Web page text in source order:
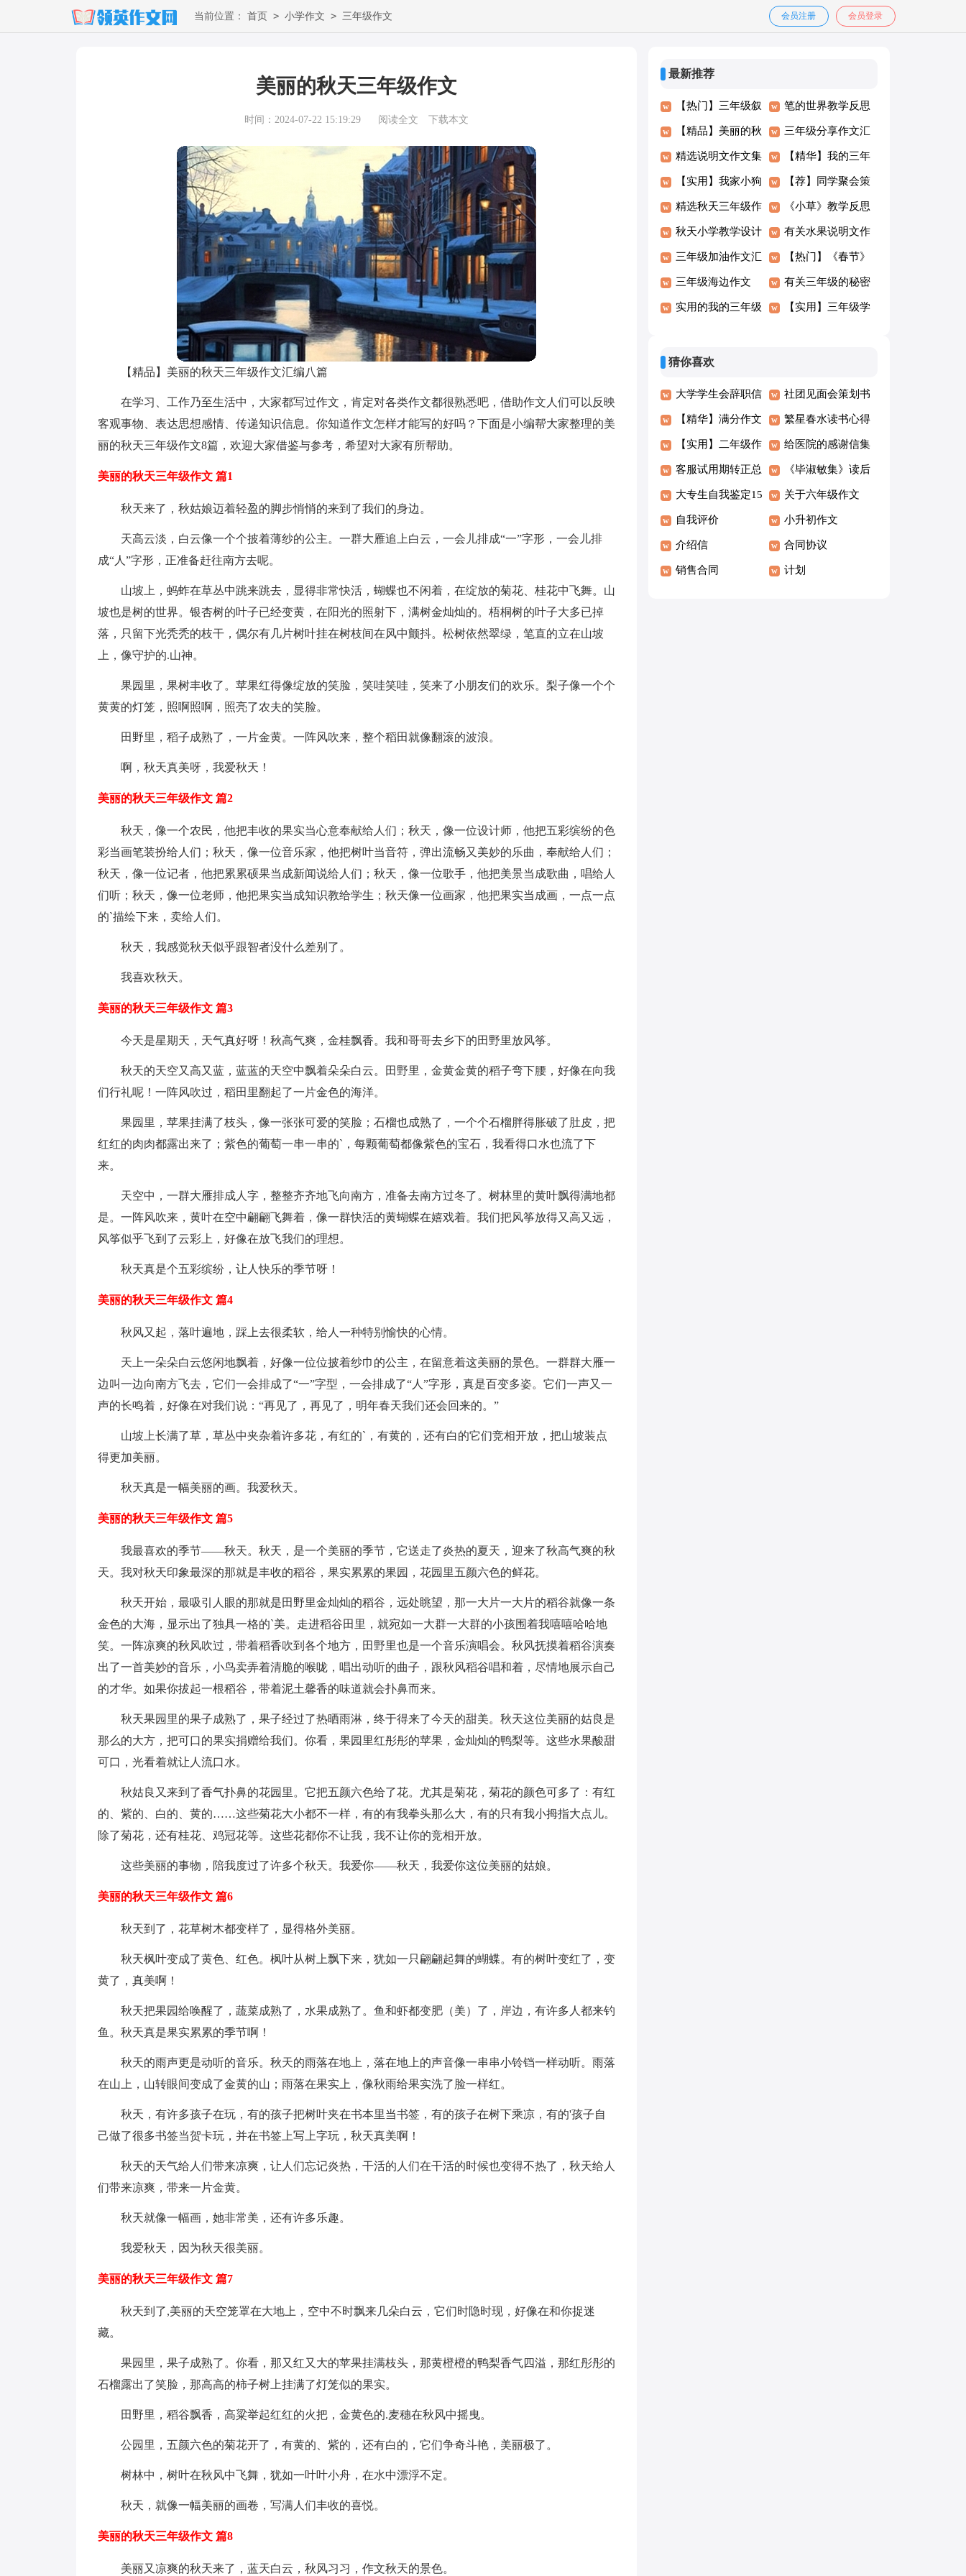
当前位置： 首页 > 小学作文 > 三年级作文 会员登录
会员注册
美丽的秋天三年级作文
时间：2024-07-22 15:19:29 阅读全文 下载本文
【精品】美丽的秋天三年级作文汇编八篇
在学习、工作乃至生活中，大家都写过作文，肯定对各类作文都很熟悉吧，借助作文人们可以反映
客观事物、表达思想感情、传递知识信息。你知道作文怎样才能写的好吗？下面是小编帮大家整理的美
丽的秋天三年级作文8篇，欢迎大家借鉴与参考，希望对大家有所帮助。
美丽的秋天三年级作文 篇1
秋天来了，秋姑娘迈着轻盈的脚步悄悄的来到了我们的身边。
天高云淡，白云像一个个披着薄纱的公主。一群大雁追上白云，一会儿排成“一”字形，一会儿排
成“人”字形，正准备赶往南方去呢。
山坡上，蚂蚱在草丛中跳来跳去，显得非常快活，蝴蝶也不闲着，在绽放的菊花、桂花中飞舞。山
坡也是树的世界。银杏树的叶子已经变黄，在阳光的照射下，满树金灿灿的。梧桐树的叶子大多已掉
落，只留下光秃秃的枝干，偶尔有几片树叶挂在树枝间在风中颤抖。松树依然翠绿，笔直的立在山坡
上，像守护的.山神。
果园里，果树丰收了。苹果红得像绽放的笑脸，笑哇笑哇，笑来了小朋友们的欢乐。梨子像一个个
黄黄的灯笼，照啊照啊，照亮了农夫的笑脸。
田野里，稻子成熟了，一片金黄。一阵风吹来，整个稻田就像翻滚的波浪。
啊，秋天真美呀，我爱秋天！
美丽的秋天三年级作文 篇2
秋天，像一个农民，他把丰收的果实当心意奉献给人们；秋天，像一位设计师，他把五彩缤纷的色
彩当画笔装扮给人们；秋天，像一位音乐家，他把树叶当音符，弹出流畅又美妙的乐曲，奉献给人们；
秋天，像一位记者，他把累累硕果当成新闻说给人们；秋天，像一位歌手，他把美景当成歌曲，唱给人
们听；秋天，像一位老师，他把果实当成知识教给学生；秋天像一位画家，他把果实当成画，一点一点
的`描绘下来，卖给人们。
秋天，我感觉秋天似乎跟智者没什么差别了。
我喜欢秋天。
美丽的秋天三年级作文 篇3
今天是星期天，天气真好呀！秋高气爽，金桂飘香。我和哥哥去乡下的田野里放风筝。
秋天的天空又高又蓝，蓝蓝的天空中飘着朵朵白云。田野里，金黄金黄的稻子弯下腰，好像在向我
们行礼呢！一阵风吹过，稻田里翻起了一片金色的海洋。
果园里，苹果挂满了枝头，像一张张可爱的笑脸；石榴也成熟了，一个个石榴胖得胀破了肚皮，把
红红的肉肉都露出来了；紫色的葡萄一串一串的`，每颗葡萄都像紫色的宝石，我看得口水也流了下
来。
天空中，一群大雁排成人字，整整齐齐地飞向南方，准备去南方过冬了。树林里的黄叶飘得满地都
是。一阵风吹来，黄叶在空中翩翩飞舞着，像一群快活的黄蝴蝶在嬉戏着。我们把风筝放得又高又远，
风筝似乎飞到了云彩上，好像在放飞我们的理想。
秋天真是个五彩缤纷，让人快乐的季节呀！
美丽的秋天三年级作文 篇4
秋风又起，落叶遍地，踩上去很柔软，给人一种特别愉快的心情。
天上一朵朵白云悠闲地飘着，好像一位位披着纱巾的公主，在留意着这美丽的景色。一群群大雁一
边叫一边向南方飞去，它们一会排成了“一”字型，一会排成了“人”字形，真是百变多姿。它们一声又一
声的长鸣着，好像在对我们说：“再见了，再见了，明年春天我们还会回来的。”
山坡上长满了草，草丛中夹杂着许多花，有红的`，有黄的，还有白的它们竞相开放，把山坡装点
得更加美丽。
秋天真是一幅美丽的画。我爱秋天。
美丽的秋天三年级作文 篇5
我最喜欢的季节——秋天。秋天，是一个美丽的季节，它送走了炎热的夏天，迎来了秋高气爽的秋
天。我对秋天印象最深的那就是丰收的稻谷，果实累累的果园，花园里五颜六色的鲜花。
秋天开始，最吸引人眼的那就是田野里金灿灿的稻谷，远处眺望，那一大片一大片的稻谷就像一条
金色的大海，显示出了独具一格的`美。走进稻谷田里，就宛如一大群一大群的小孩围着我嘻嘻哈哈地
笑。一阵凉爽的秋风吹过，带着稻香吹到各个地方，田野里也是一个音乐演唱会。秋风抚摸着稻谷演奏
出了一首美妙的音乐，小鸟卖弄着清脆的喉咙，唱出动听的曲子，跟秋风稻谷唱和着，尽情地展示自己
的才华。如果你拔起一根稻谷，带着泥土馨香的味道就会扑鼻而来。
秋天果园里的果子成熟了，果子经过了热晒雨淋，终于得来了今天的甜美。秋天这位美丽的姑良是
那么的大方，把可口的果实捐赠给我们。你看，果园里红彤彤的苹果，金灿灿的鸭梨等。这些水果酸甜
可口，光看着就让人流口水。
秋姑良又来到了香气扑鼻的花园里。它把五颜六色给了花。尤其是菊花，菊花的颜色可多了：有红
的、紫的、白的、黄的……这些菊花大小都不一样，有的有我拳头那么大，有的只有我小拇指大点儿。
除了菊花，还有桂花、鸡冠花等。这些花都你不让我，我不让你的竞相开放。
这些美丽的事物，陪我度过了许多个秋天。我爱你——秋天，我爱你这位美丽的姑娘。
美丽的秋天三年级作文 篇6
秋天到了，花草树木都变样了，显得格外美丽。
秋天枫叶变成了黄色、红色。枫叶从树上飘下来，犹如一只翩翩起舞的蝴蝶。有的树叶变红了，变
黄了，真美啊！
秋天把果园给唤醒了，蔬菜成熟了，水果成熟了。鱼和虾都变肥（美）了，岸边，有许多人都来钓
鱼。秋天真是果实累累的季节啊！
秋天的雨声更是动听的音乐。秋天的雨落在地上，落在地上的声音像一串串小铃铛一样动听。雨落
在山上，山转眼间变成了金黄的山；雨落在果实上，像秋雨给果实洗了脸一样红。
秋天，有许多孩子在玩，有的孩子把树叶夹在书本里当书签，有的孩子在树下乘凉，有的'孩子自
己做了很多书签当贺卡玩，并在书签上写上字玩，秋天真美啊！
秋天的天气给人们带来凉爽，让人们忘记炎热，干活的人们在干活的时候也变得不热了，秋天给人
们带来凉爽，带来一片金黄。
秋天就像一幅画，她非常美，还有许多乐趣。
我爱秋天，因为秋天很美丽。
美丽的秋天三年级作文 篇7
秋天到了,美丽的天空笼罩在大地上，空中不时飘来几朵白云，它们时隐时现，好像在和你捉迷
藏。
果园里，果子成熟了。你看，那又红又大的苹果挂满枝头，那黄橙橙的鸭梨香气四溢，那红彤彤的
石榴露出了笑脸，那高高的柿子树上挂满了灯笼似的果实。
田野里，稻谷飘香，高粱举起红红的火把，金黄色的.麦穗在秋风中摇曳。
公园里，五颜六色的菊花开了，有黄的、紫的，还有白的，它们争奇斗艳，美丽极了。
树林中，树叶在秋风中飞舞，犹如一叶叶小舟，在水中漂浮不定。
秋天，就像一幅美丽的画卷，写满人们丰收的喜悦。
美丽的秋天三年级作文 篇8
美丽又凉爽的秋天来了，蓝天白云，秋风习习，作文秋天的景色。
最新推荐
【热门】三年级叙
事作文八篇
笔的世界教学反思
【精品】美丽的秋
天三年级作文汇编
八篇
三年级分享作文汇
总六篇
精选说明文作文集
合7篇
【精华】我的三年
级作文汇编九篇
【实用】我家小狗
三年级作文合集10
篇
【荐】同学聚会策
划方案
精选秋天三年级作
文合集八篇
《小草》教学反思
秋天小学教学设计 有关水果说明文作
文锦集6篇
三年级加油作文汇
编六篇
【热门】《春节》
三年级作文汇编10
篇
三年级海边作文
300字4篇
有关三年级的秘密
作文4篇
实用的我的三年级 【实用】三年级学
猜你喜欢
大学学生会辞职信
15篇
社团见面会策划书
【精华】满分作文
400字锦集7篇
繁星春水读书心得
【实用】二年级作
文300字合集7篇
给医院的感谢信集
合15篇
客服试用期转正总
结
《毕淑敏集》读后
感
大专生自我鉴定15
篇
关于六年级作文
300字集锦8篇
自我评价 小升初作文
介绍信 合同协议
销售合同 计划